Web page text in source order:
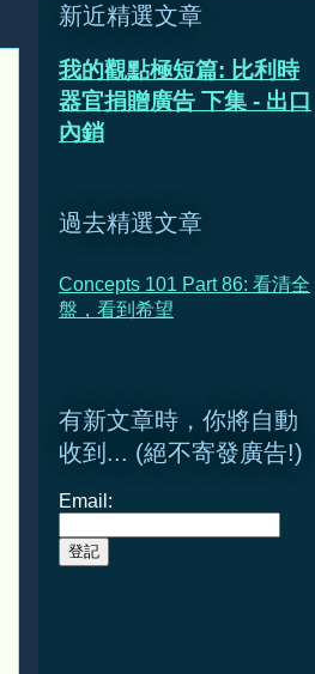
新近精選文章
我的觀點極短篇: 比利時
器官捐贈廣告 下集 - 出口
內銷
過去精選文章
Concepts 101 Part 86: 看清全
盤，看到希望
有新文章時，你將自動
收到... (絕不寄發廣告!)
Email: